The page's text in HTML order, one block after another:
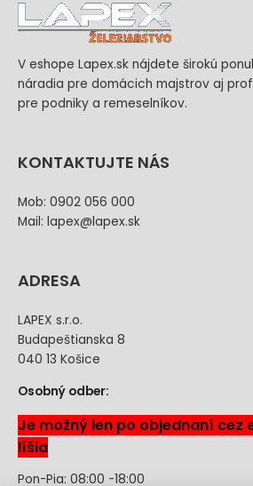
V eshope Lapex.sk nájdete širokú
náradia pre domácich majstrov aj
pre podniky a remeselníkov.
KONTAKTUJTE NÁS
Mob: 0902 056 000
Mail: lapex@lapex.sk
ADRESA
LAPEX s.r.o.
Budapeštianska 8
040 13 Košice
Osobný odber:
Je možný len po objednaní cez
líšia
Pon-Pia: 08:00 -18:00